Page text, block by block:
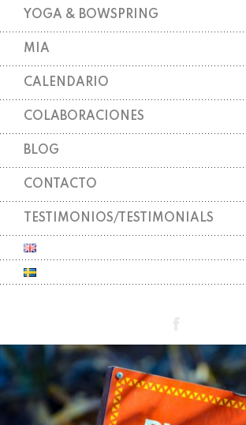
YOGA & BOWSPRING
MIA
CALENDARIO
COLABORACIONES
BLOG
CONTACTO
TESTIMONIOS/TESTIMONIALS